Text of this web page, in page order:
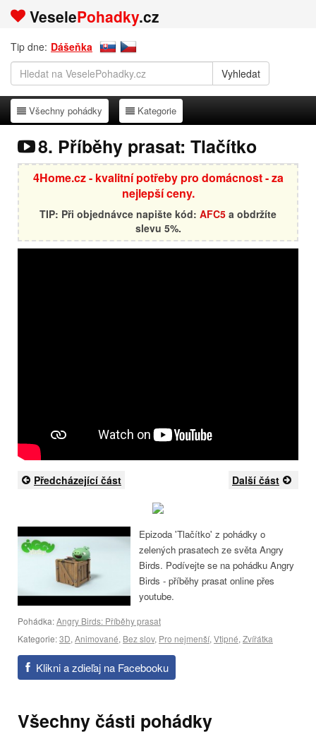
VeselePohadky.cz
Tip dne: Dášeňka
Všechny pohádky
Všechny pohádky Kategorie
Kategorie
8. Příběhy prasat: Tlačítko
4Home.cz - kvalitní potřeby pro domácnost - za
nejlepší ceny.
TIP: Při objednávce napište kód: AFC5 a obdržíte
slevu 5%.
Předcházející část Další část
Epizoda 'Tlačítko' z pohádky o
zelených prasatech ze světa Angry
Birds. Podívejte se na pohádku Angry
Birds - příběhy prasat online přes
youtube.
Pohádka:Angry Birds: Příběhy prasat
Kategorie:3D, Animované, Bez slov, Pro nejmenší, Vtipné, Zvířátka
Klikni a zdieľaj na Facebooku
Všechny části pohádky